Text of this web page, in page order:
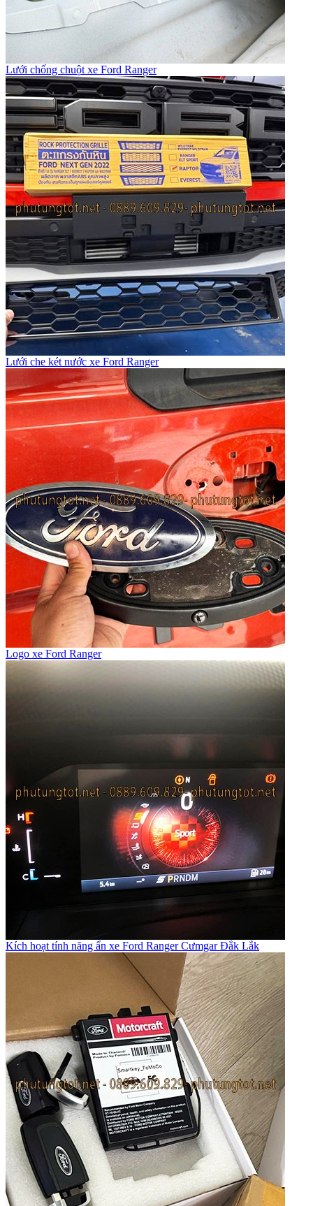
Lưới chống chuột xe Ford Ranger
Lưới che két nước xe Ford Ranger
Logo xe Ford Ranger
Kích hoạt tính năng ẩn xe Ford Ranger Cưmgar Đắk Lắk